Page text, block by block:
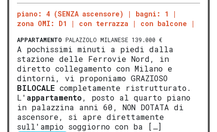
piano: 4 (SENZA ascensore)
bagni: 1
zona OMI: D1
con terrazza con balcone
APPARTAMENTO PALAZZOLO MILANESE 139.000 €
A pochissimi minuti a piedi dalla
stazione delle Ferrovie Nord, in
diretto collegamento con Milano e
dintorni, vi proponiamo GRAZIOSO
BILOCALE completamente ristrutturato.
L' appartamento, posto al quarto piano
in palazzina anni 60, NON DOTATA di
ascensore, si apre direttamente
sull'ampio soggiorno con ba […]